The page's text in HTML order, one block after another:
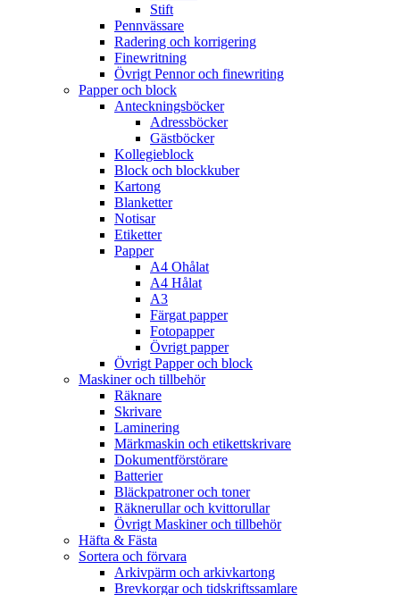
Stift
Pennvässare
Radering och korrigering
Finewritning
Övrigt Pennor och finewriting
Papper och block
Anteckningsböcker
Adressböcker
Gästböcker
Kollegieblock
Block och blockkuber
Kartong
Blanketter
Notisar
Etiketter
Papper
A4 Ohålat
A4 Hålat
A3
Färgat papper
Fotopapper
Övrigt papper
Övrigt Papper och block
Maskiner och tillbehör
Räknare
Skrivare
Laminering
Märkmaskin och etikettskrivare
Dokumentförstörare
Batterier
Bläckpatroner och toner
Räknerullar och kvittorullar
Övrigt Maskiner och tillbehör
Häfta & Fästa
Sortera och förvara
Arkivpärm och arkivkartong
Brevkorgar och tidskriftssamlare